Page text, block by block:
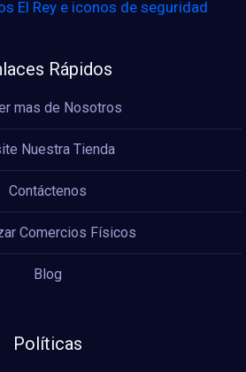
Rápidos
mas de Nosotros
Nuestra Tienda
Contáctenos
Comercios Físicos
Blog
Políticas